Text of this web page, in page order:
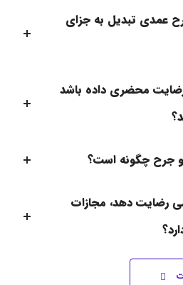
عمدی تبدیل به جزای
محضری داده باشد
جرح چگونه است؟
رضایت دهد، مجازات